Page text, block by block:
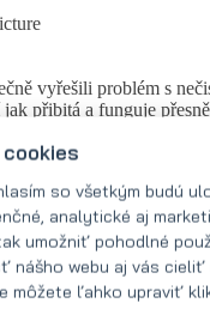
vyřešili problém s
přibitá a funguje
so všetkým budú
analytické aj
umožniť pohodlné
nášho webu aj vás cieliť
môžete ľahko upraviť